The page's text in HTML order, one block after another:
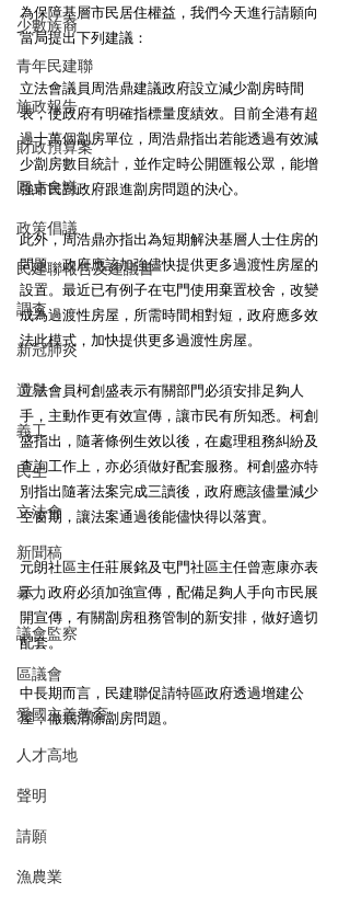
少數族裔
青年民建聯
施政報告
財政預算案
圓桌會議
政策倡議
民建聯報告及建議書
調查
新冠肺炎
選舉
義工
民生
立法會
新聞稿
暴力
議會監察
區議會
愛國主義教育
人才高地
聲明
請願
漁農業
為保障基層市民居住權益，我們今天進行請願向
當局提出下列建議：
立法會議員周浩鼎建議政府設立減少劏房時間
表，使政府有明確指標量度績效。目前全港有超
過十萬個劏房單位，周浩鼎指出若能透過有效減
少劏房數目統計，並作定時公開匯報公眾，能增
強市民對政府跟進劏房問題的決心。
此外，周浩鼎亦指出為短期解決基層人士住房的
問題，政府應該加強儘快提供更多過渡性房屋的
設置。最近已有例子在屯門使用棄置校舍，改變
成為過渡性房屋，所需時間相對短，政府應多效
法此模式，加快提供更多過渡性房屋。
立法會員柯創盛表示有關部門必須安排足夠人
手，主動作更有效宣傳，讓市民有所知悉。柯創
盛指出，隨著條例生效以後，在處理租務糾紛及
查詢工作上，亦必須做好配套服務。柯創盛亦特
別指出隨著法案完成三讀後，政府應該儘量減少
空窗期，讓法案通過後能儘快得以落實。
元朗社區主任莊展銘及屯門社區主任曾憲康亦表
示，政府必須加強宣傳，配備足夠人手向市民展
開宣傳，有關劏房租務管制的新安排，做好適切
配套。
中長期而言，民建聯促請特區政府透過增建公
屋，徹底清除劏房問題。